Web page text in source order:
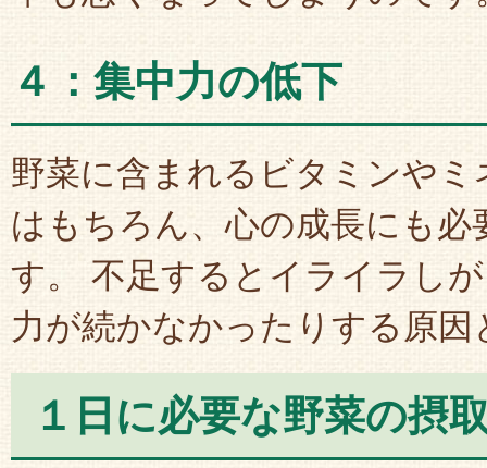
４：集中力の低下
野菜に含まれるビタミンや
はもちろん、心の成長にも必
す。 不足するとイライラし
力が続かなかったりする原因
１日に必要な野菜の摂